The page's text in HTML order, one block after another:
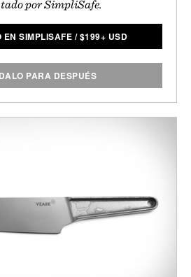
por SimpliSafe.
SIMPLISAFE /$199+ USD
PARA DESPUÉS